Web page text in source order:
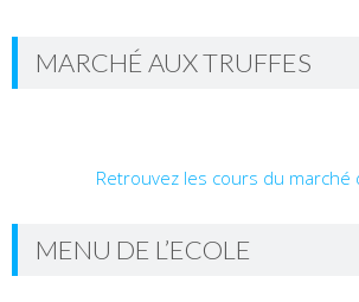
MARCHÉ AUX TRUFFES
Retrouvez les cours du marché
MENU DE L’ECOLE